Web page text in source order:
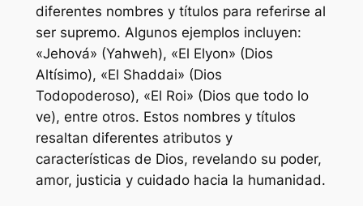
diferentes nombres y títulos para referirse al
ser supremo. Algunos ejemplos incluyen:
«Jehová» (Yahweh), «El Elyon» (Dios
Altísimo), «El Shaddai» (Dios
Todopoderoso), «El Roi» (Dios que todo lo
ve), entre otros. Estos nombres y títulos
resaltan diferentes atributos y
características de Dios, revelando su poder,
amor, justicia y cuidado hacia la humanidad.